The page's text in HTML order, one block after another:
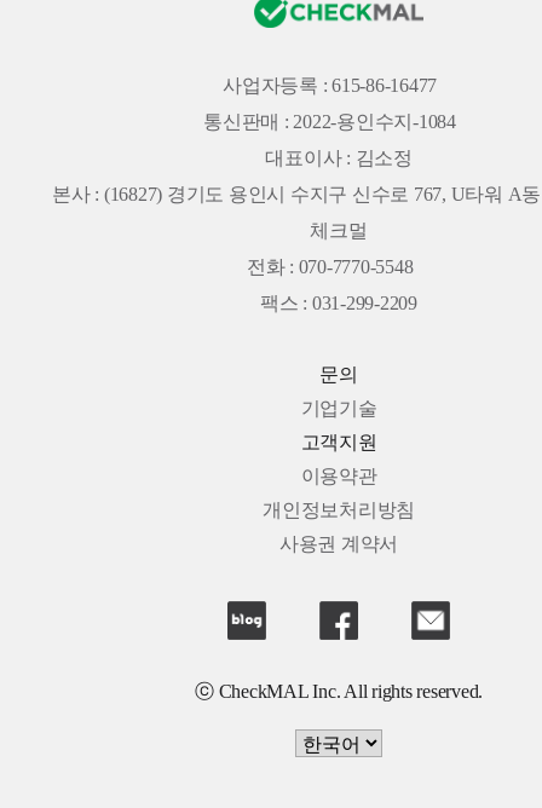
사업자등록 : 615-86-16477
통신판매 : 2022-용인수지-1084
대표이사 : 김소정
본사 : (16827) 경기도 용인시 수지구 신수로 767, U타워 A
체크멀
전화 : 070-7770-5548
팩스 : 031-299-2209
문의
기업기술
고객지원
이용약관
개인정보처리방침
사용권 계약서
ⓒ CheckMAL Inc. All rights reserved.